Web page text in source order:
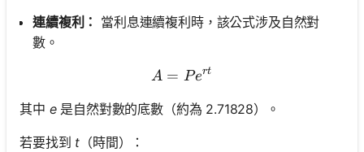
連續複利： 當利息連續複利時，該公式涉及自然對
數。
A = Pe^{rt}
A = Pert
其中 e是自然對數的底數（約為 2.71828）。
若要找到 t （時間）：